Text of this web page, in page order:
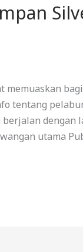
bagi
tentang
dengan
utama